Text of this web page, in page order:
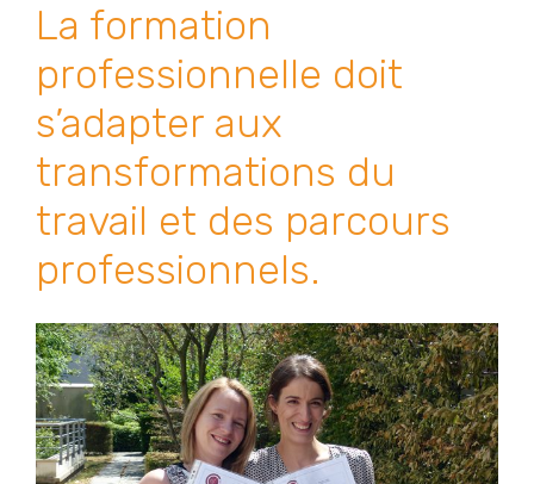
La formation
professionnelle doit
s’adapter aux
transformations du
travail et des parcours
professionnels.